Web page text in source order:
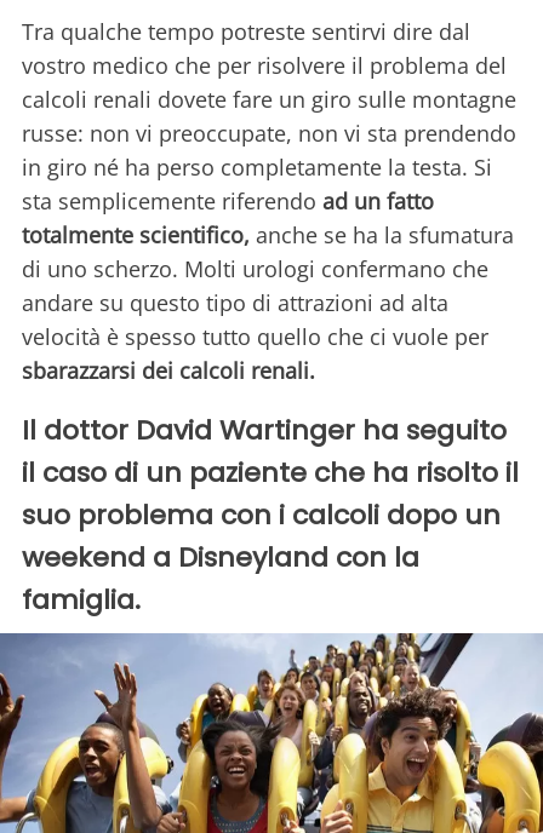
Tra qualche tempo potreste sentirvi dire dal
vostro medico che per risolvere il problema del
calcoli renali dovete fare un giro sulle montagne
russe: non vi preoccupate, non vi sta prendendo
in giro né ha perso completamente la testa. Si
sta semplicemente riferendo ad un fatto
totalmente scientifico, anche se ha la sfumatura
di uno scherzo. Molti urologi confermano che
andare su questo tipo di attrazioni ad alta
velocità è spesso tutto quello che ci vuole per
sbarazzarsi dei calcoli renali.
Il dottor David Wartinger ha seguito
il caso di un paziente che ha risolto il
suo problema con i calcoli dopo un
weekend a Disneyland con la
famiglia.